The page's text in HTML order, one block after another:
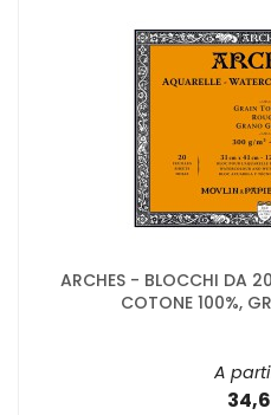
ARCHES - BLOCCHI DA
COTONE 100%,
A